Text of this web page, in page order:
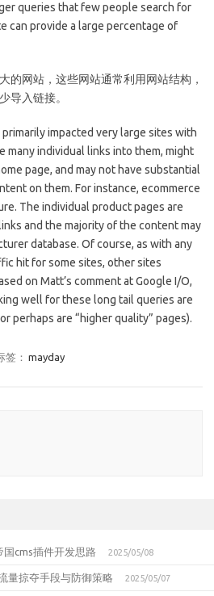
queries that few people search for
can provide a large percentage of
的网站，这些网站通常利用网站结构，
导入链接。
impacted very large sites with
many individual links into them, might
page, and may not have substantial
on them. For instance, ecommerce
The individual product pages are
and the majority of the content may
database. Of course, as with any
hit for some sites, other sites
on Matt’s comment at Google I/O,
well for these long tail queries are
perhaps are “higher quality” pages).
签： mayday
cms插件开发思路 2025/05/08
量掠夺手段与防御策略 2025/05/07